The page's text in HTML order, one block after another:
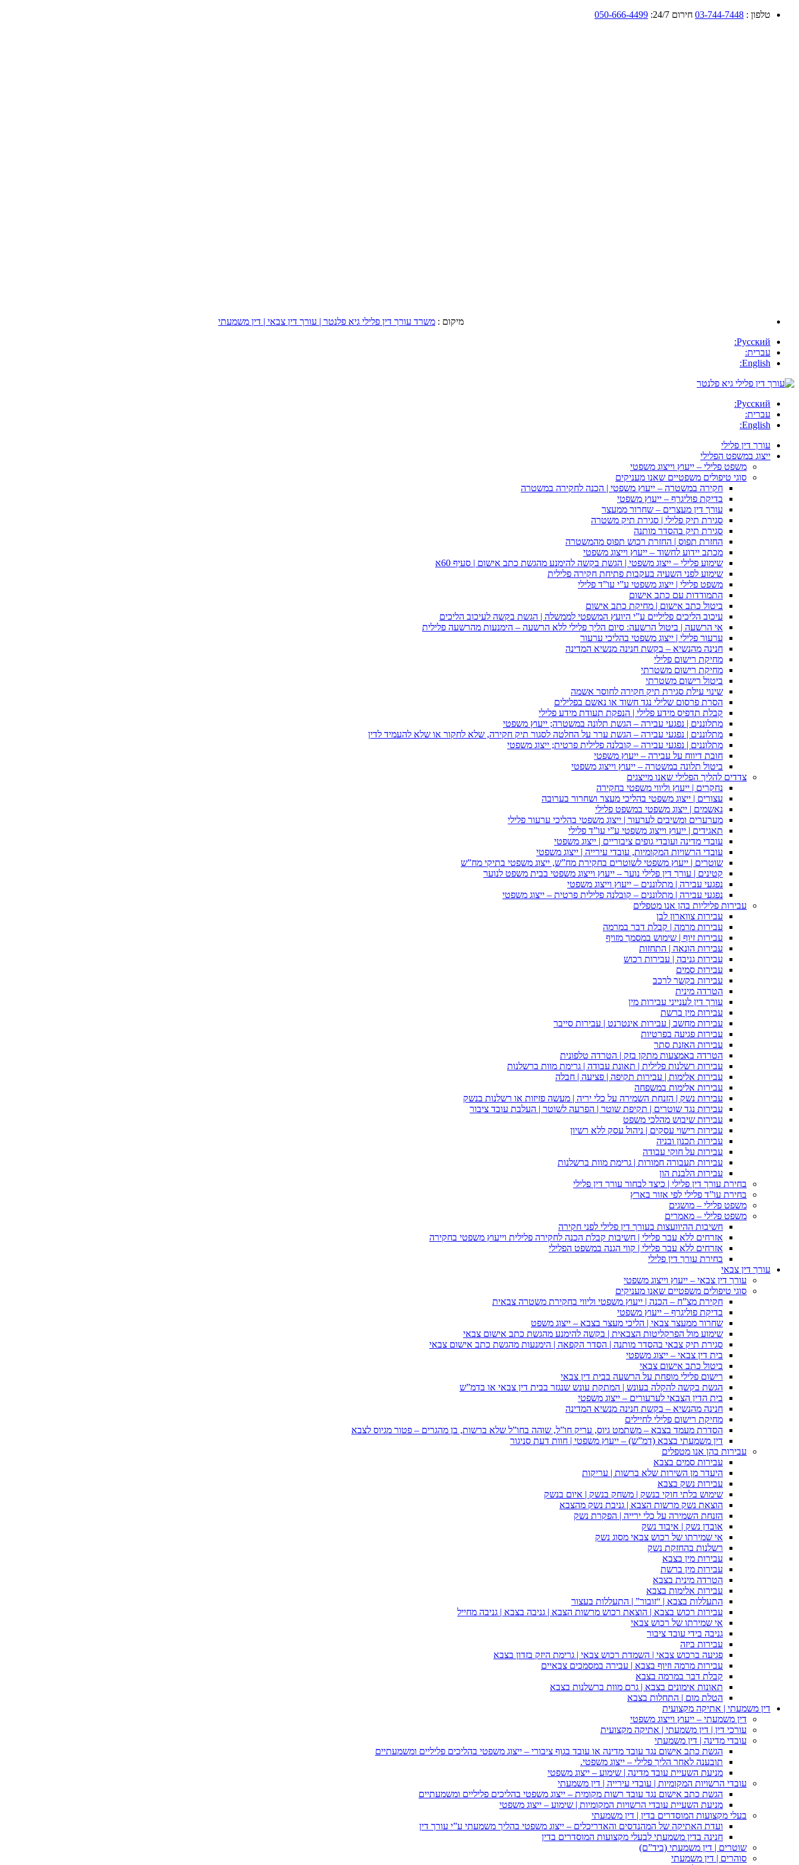
טלפון : 03-744-7448 חירום 24/7: 050-666-4499
מיקום : משרד עורך דין פלילי גיא פלנטר | עורך דין צבאי | דין משמעתי
Русский:
עברית:
English:
Русский:
עברית:
English:
עורך דין פלילי
ייצוג במשפט הפלילי
משפט פלילי – ייעוץ וייצוג משפטי
סוגי טיפולים משפטיים שאנו מעניקים
חקירה במשטרה – ייעוץ משפטי | הכנה לחקירה במשטרה
בדיקת פוליגרף – ייעוץ משפטי
עורך דין מעצרים – שחרור ממעצר
סגירת תיק פלילי | סגירת תיק משטרה
סגירת תיק בהסדר מותנה
החזרת תפוס | החזרת רכוש תפוס מהמשטרה
מכתב יידוע לחשוד – ייעוץ וייצוג משפטי
שימוע פלילי – ייצוג משפטי | הגשת בקשה להימנע מהגשת כתב אישום | סעיף 60א
שימוע לפני השעיה בעקבות פתיחת חקירה פלילית
משפט פלילי | ייצוג משפטי ע”י עו”ד פלילי
התמודדות עם כתב אישום
ביטול כתב אישום | מחיקת כתב אישום
עיכוב הליכים פליליים ע”י היועץ המשפטי לממשלה | הגשת בקשה לעיכוב הליכים
אי הרשעה | ביטול הרשעה: סיום הליך פלילי ללא הרשעה – הימנעות מהרשעה פלילית
ערעור פלילי | ייצוג משפטי בהליכי ערעור
חנינה מהנשיא – בקשת חנינה מנשיא המדינה
מחיקת רישום פלילי
מחיקת רישום משטרתי
ביטול רישום משטרתי
שינוי עילת סגירת תיק חקירה לחוסר אשמה
הסרת פרסום שלילי נגד חשוד או נאשם בפלילים
קבלת תדפיס מידע פלילי | הנפקת תעודת מידע פלילי
מתלוננים | נפגעי עבירה – הגשת תלונה במשטרה; ייעוץ משפטי
מתלוננים | נפגעי עבירה – הגשת ערר על החלטה לסגור תיק חקירה, שלא לחקור או שלא להעמיד לדין
מתלוננים | נפגעי עבירה – קובלנה פלילית פרטית; ייצוג משפטי
חובת דיווח על עבירה – ייעוץ משפטי
ביטול תלונה במשטרה – ייעוץ וייצוג משפטי
צדדים להליך הפלילי שאנו מייצגים
נחקרים | ייעוץ וליווי משפטי בחקירה
עצורים | ייצוג משפטי בהליכי מעצר ושחרור בערובה
נאשמים | ייצוג משפטי במשפט פלילי
מערערים ומשיבים לערעור | ייצוג משפטי בהליכי ערעור פלילי
תאגידים | ייעוץ וייצוג משפטי ע”י עו”ד פלילי
עובדי מדינה ועובדי גופים ציבוריים | ייצוג משפטי
עובדי הרשויות המקומיות, עובדי עירייה | ייצוג משפטי
שוטרים | ייעוץ משפטי לשוטרים בחקירת מח”ש, ייצוג משפטי בתיקי מח”ש
קטינים | עורך דין פלילי נוער – ייעוץ וייצוג משפטי בבית משפט לנוער
נפגעי עבירה | מתלוננים – ייעוץ וייצוג משפטי
נפגעי עבירה | מתלוננים – קובלנה פלילית פרטית – ייצוג משפטי
עבירות פליליות בהן אנו מטפלים
עבירות צווארון לבן
עבירות מרמה | קבלת דבר במרמה
עבירות זיוף | שימוש במסמך מזויף
עבירות הונאה | התחזות
עבירות גניבה | עבירות רכוש
עבירות סמים
עבירות בקשר לרכב
הטרדה מינית
עורך דין לענייני עבירות מין
עבירות מין ברשת
עבירות מחשב | עבירות אינטרנט | עבירות סייבר
עבירות פגיעה בפרטיות
עבירות האזנת סתר
הטרדה באמצעות מתקן בזק | הטרדה טלפונית
עבירות רשלנות פלילית | תאונת עבודה | גרימת מוות ברשלנות
עבירות אלימות | עבירות תקיפה | פציעה | חבלה
עבירות אלימות במשפחה
עבירות נשק | הזנחת השמירה על כלי יריה | מעשה פזיזות או רשלנות בנשק
עבירות נגד שוטרים | תקיפת שוטר | הפרעה לשוטר | העלבת עובד ציבור
עבירות שיבוש מהלכי משפט
עבירות רישוי עסקים | ניהול עסק ללא רשיון
עבירות תכנון ובניה
עבירות על חוקי עבודה
עבירות תעבורה חמורות | גרימת מוות ברשלנות
עבירות הלבנת הון
בחירת עורך דין פלילי | כיצד לבחור עורך דין פלילי
בחירת עו”ד פלילי לפי אזור בארץ
משפט פלילי – מושגים
משפט פלילי – מאמרים
חשיבות ההיוועצות בעורך דין פלילי לפני חקירה
אזרחים ללא עבר פלילי | חשיבות קבלת הכנה לחקירה פלילית וייעוץ משפטי בחקירה
אזרחים ללא עבר פלילי | קווי הגנה במשפט הפלילי
בחירת עורך דין פלילי
עורך דין צבאי
עורך דין צבאי – ייעוץ וייצוג משפטי
סוגי טיפולים משפטיים שאנו מעניקים
חקירת מצ”ח – הכנה | ייעוץ משפטי וליווי בחקירת משטרה צבאית
בדיקת פוליגרף – ייעוץ משפטי
שחרור ממעצר צבאי | הליכי מעצר בצבא – ייצוג משפט
שימוע מול הפרקליטות הצבאית | בקשה להימנע מהגשת כתב אישום צבאי
סגירת תיק צבאי בהסדר מותנה | הסדר הקפאה | הימנעות מהגשת כתב אישום צבאי
בית דין צבאי – ייצוג משפטי
ביטול כתב אישום צבאי
רישום פלילי מופחת על הרשעה בבית דין צבאי
הגשת בקשה להקלה בעונש | המתקת עונש שנגזר בבית דין צבאי או בדמ”ש
בית הדין הצבאי לערעורים – ייצוג משפטי
חנינה מהנשיא – בקשת חנינה מנשיא המדינה
מחיקת רישום פלילי לחיילים
הסדרת מעמד בצבא – משתמט גיוס, עריק חו”ל, שוהה בחו”ל שלא ברשות, בן מהגרים – פטור מגיוס לצבא
דין משמעתי בצבא (דמ”ש) – ייעוץ משפטי | חוות דעת סניגור
עבירות בהן אנו מטפלים
עבירות סמים בצבא
היעדר מן השירות שלא ברשות | עריקות
עבירות נשק בצבא
שימוש בלתי חוקי בנשק | משחק בנשק | איום בנשק
הוצאת נשק מרשות הצבא | גניבת נשק מהצבא
הזנחת השמירה על כלי ירייה | הפקרת נשק
אובדן נשק | איבוד נשק
אי שמירתו של רכוש צבאי מסוג נשק
רשלנות בהחזקת נשק
עבירות מין בצבא
עבירות מין ברשת
הטרדה מינית בצבא
עבירות אלימות בצבא
התעללות בצבא | “זובור” | התעללות בעצור
עבירות רכוש בצבא | הוצאת רכוש מרשות הצבא | גניבה בצבא | גניבה מחייל
אי שמירתו של רכוש צבאי
גניבה בידי עובד ציבור
עבירות ביזה
פגיעה ברכוש צבאי | השמדת רכוש צבאי | גרימת היזק בזדון בצבא
עבירות מרמה וזיוף בצבא | עבירה במסמכים צבאיים
קבלת דבר במרמה בצבא
תאונות אימונים בצבא | גרם מוות ברשלנות בצבא
הטלת מום | התחלות בצבא
דין משמעתי | אתיקה מקצועית
דין משמעתי – ייעוץ וייצוג משפטי
עורכי דין | דין משמעתי | אתיקה מקצועית
עובדי מדינה | דין משמעתי
הגשת כתב אישום נגד עובד מדינה או עובד בגוף ציבורי – ייצוג משפטי בהליכים פליליים ומשמעתיים
תובענה לאחר הליך פלילי – ייצוג משפטי.
מניעת השעיית עובד מדינה | שימוע – ייצוג משפטי
עובדי הרשויות המקומיות | עובדי עירייה | דין משמעתי
הגשת כתב אישום נגד עובד רשות מקומית – ייצוג משפטי בהליכים פליליים ומשמעתיים
מניעת השעיית עובדי הרשויות המקומיות | שימוע – ייצוג משפטי
בעלי מקצועות המוסדרים בדין | דין משמעתי
ועדת האתיקה של המהנדסים והאדריכלים – ייצוג משפטי בהליך משמעתי ע”י עורך דין
חנינה בדין משמעתי לבעלי מקצועות המוסדרים בדין
שוטרים | דין משמעתי (ביד”ם)
סוהרים | דין משמעתי